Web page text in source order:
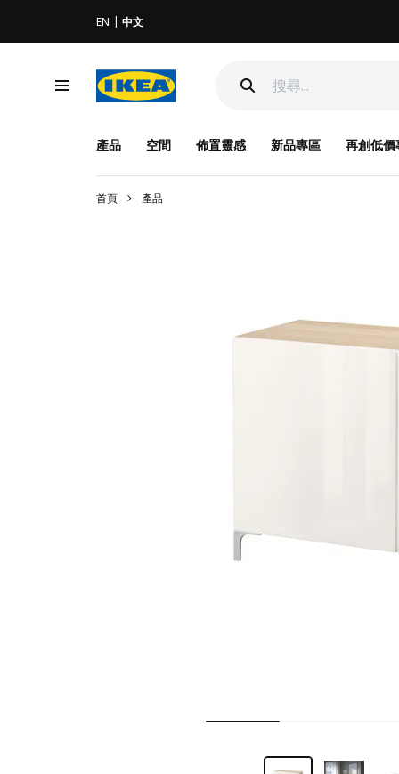
EN 中文
產品 空間 佈置靈感 新品專區 再創低價
首頁 產品